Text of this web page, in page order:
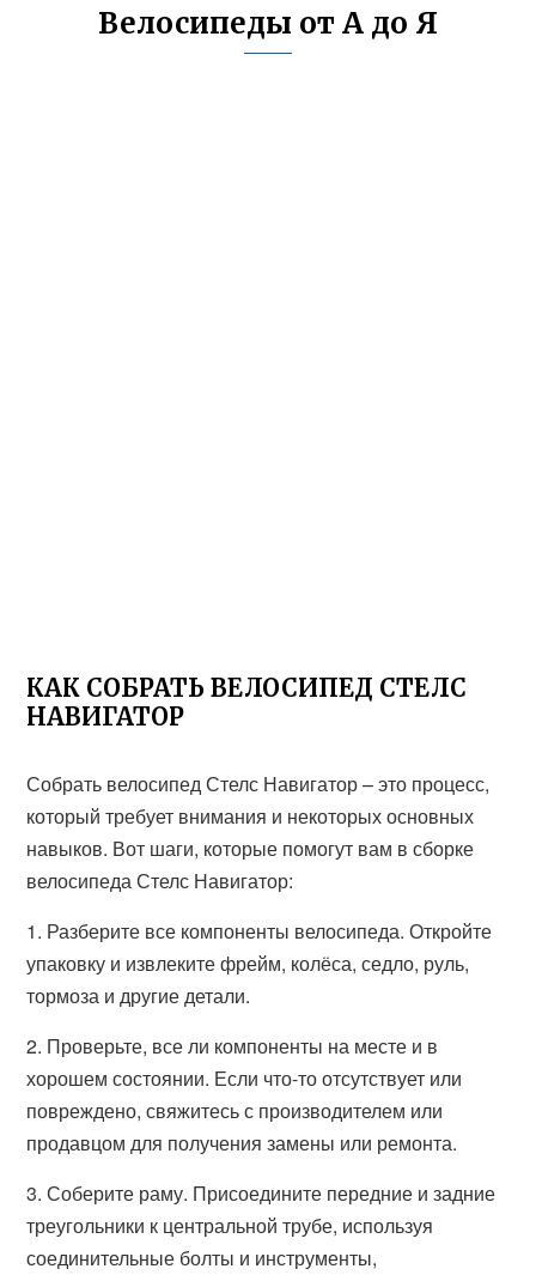
Велосипеды от А до Я
КАК СОБРАТЬ ВЕЛОСИПЕД СТЕЛС
НАВИГАТОР
Собрать велосипед Стелс Навигатор – это процесс,
который требует внимания и некоторых основных
навыков. Вот шаги, которые помогут вам в сборке
велосипеда Стелс Навигатор:
1. Разберите все компоненты велосипеда. Откройте
упаковку и извлеките фрейм, колёса, седло, руль,
тормоза и другие детали.
2. Проверьте, все ли компоненты на месте и в
хорошем состоянии. Если что-то отсутствует или
повреждено, свяжитесь с производителем или
продавцом для получения замены или ремонта.
3. Соберите раму. Присоедините передние и задние
треугольники к центральной трубе, используя
соединительные болты и инструменты,